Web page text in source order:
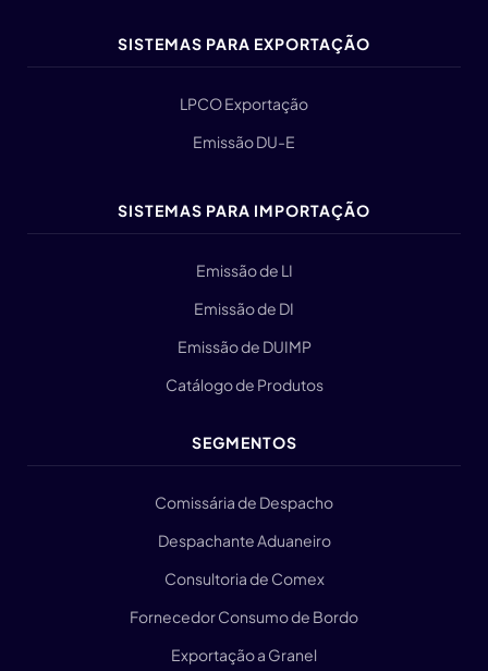
SISTEMAS PARA EXPORTAÇÃO
LPCO Exportação
Emissão DU-E
SISTEMAS PARA IMPORTAÇÃO
Emissão de LI
Emissão de DI
Emissão de DUIMP
Catálogo de Produtos
SEGMENTOS
Comissária de Despacho
Despachante Aduaneiro
Consultoria de Comex
Fornecedor Consumo de Bordo
Exportação a Granel